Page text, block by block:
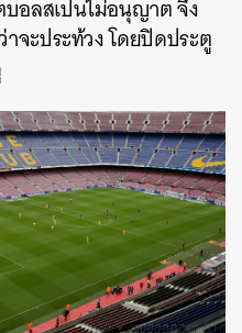
อลสเปนไม่อนุญาต จึง
จะประท้วง โดยปิดประตู